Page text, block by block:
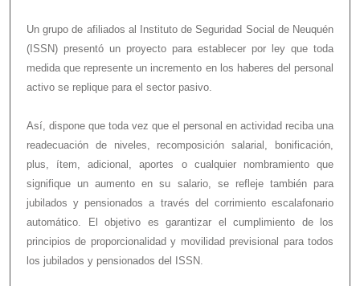
Un grupo de afiliados al Instituto de Seguridad Social de Neuquén
(ISSN) presentó un proyecto para establecer por ley que toda
medida que represente un incremento en los haberes del personal
activo se replique para el sector pasivo.
Así, dispone que toda vez que el personal en actividad reciba una
readecuación de niveles, recomposición salarial, bonificación,
plus, ítem, adicional, aportes o cualquier nombramiento que
signifique un aumento en su salario, se refleje también para
jubilados y pensionados a través del corrimiento escalafonario
automático. El objetivo es garantizar el cumplimiento de los
principios de proporcionalidad y movilidad previsional para todos
los jubilados y pensionados del ISSN.